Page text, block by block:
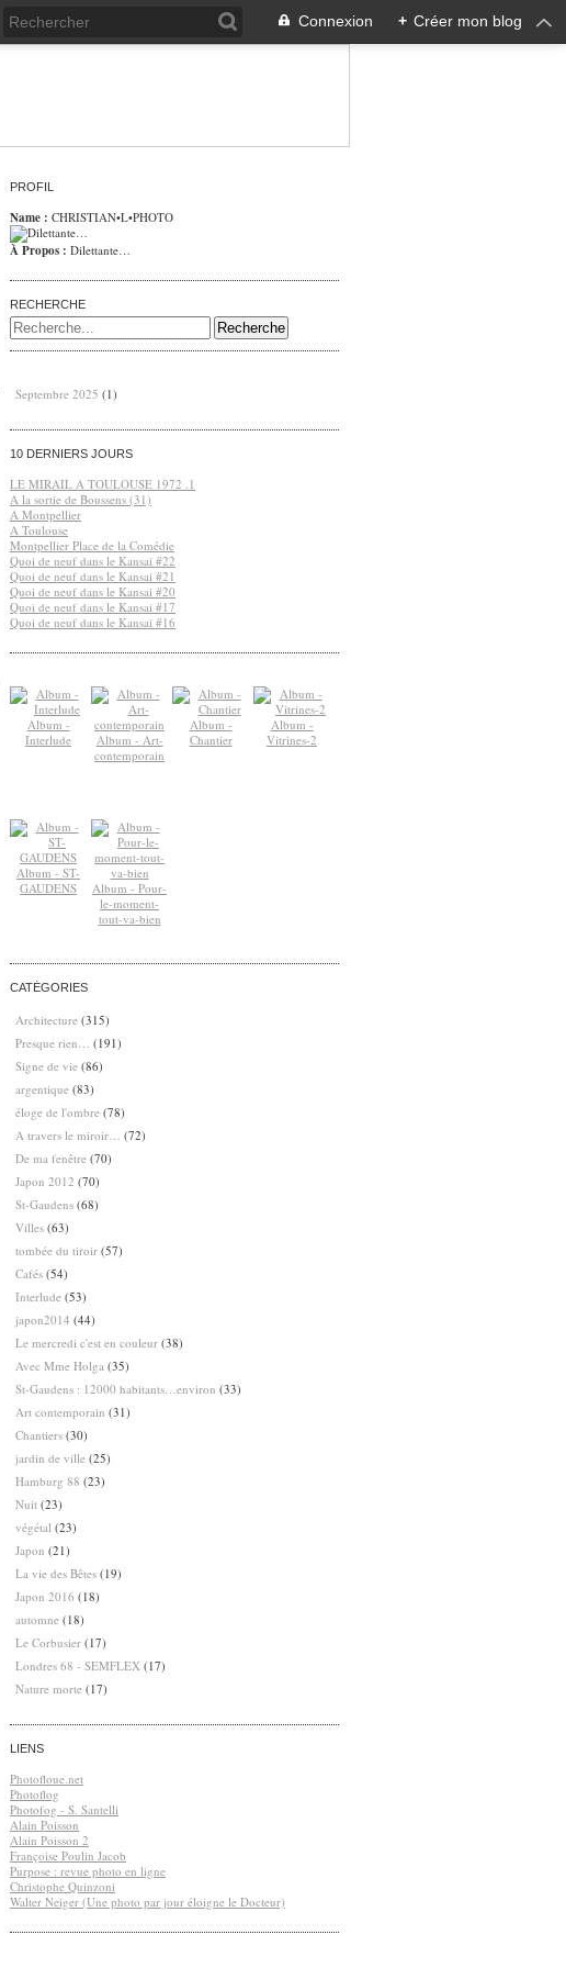
Connexion + Créer mon blog
PROFIL
Name : CHRISTIAN•L•PHOTO
À Propos : Dilettante…
RECHERCHE
Septembre 2025 (1)
10 DERNIERS JOURS
LE MIRAIL A TOULOUSE 1972 .1
A la sortie de Boussens (31)
A Montpellier
A Toulouse
Montpellier Place de la Comédie
Quoi de neuf dans le Kansai #22
Quoi de neuf dans le Kansai #21
Quoi de neuf dans le Kansai #20
Quoi de neuf dans le Kansai #17
Quoi de neuf dans le Kansai #16
Album -
Interlude
Album - Art-
contemporain
Album -
Chantier
Album -
Vitrines-2
Album - ST-
GAUDENS
Album - Pour-
le-moment-
tout-va-bien
CATÉGORIES
Architecture (315)
Presque rien…
(191)
Signe de vie (86)
argentique (83)
éloge de l'ombre (78)
A travers le miroir…
(72)
De ma fenêtre (70)
Japon 2012 (70)
St-Gaudens (68)
Villes (63)
tombée du tiroir (57)
Cafés (54)
Interlude (53)
japon2014 (44)
Le mercredi c'est en couleur (38)
Avec Mme Holga (35)
St-Gaudens : 12000 habitants…environ (33)
Art contemporain (31)
Chantiers (30)
jardin de ville (25)
Hamburg 88 (23)
Nuit (23)
végétal (23)
Japon (21)
La vie des Bêtes (19)
Japon 2016 (18)
automne (18)
Le Corbusier (17)
Londres 68 - SEMFLEX (17)
Nature morte (17)
LIENS
Photofloue.net
Photoflog
Photofog - S. Santelli
Alain Poisson
Alain Poisson 2
Françoise Poulin Jacob
Purpose : revue photo en ligne
Christophe Quinzoni
Walter Neiger (Une photo par jour éloigne le Docteur)